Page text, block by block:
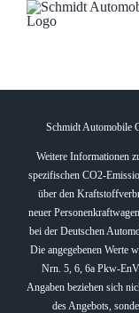
Schmidt Automobile
Weitere Informationen
spezifischen CO2-
über den
neuer
bei der Deutschen
Die angegebenen Werte
Nrn. 5, 6, 6a Pkw-
Angaben beziehen sich
des Angebots,